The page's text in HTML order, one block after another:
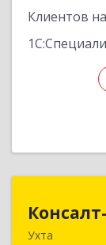
Клиентов
Ухта
169300,